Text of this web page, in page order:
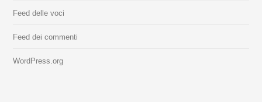
Feed delle voci
Feed dei commenti
WordPress.org